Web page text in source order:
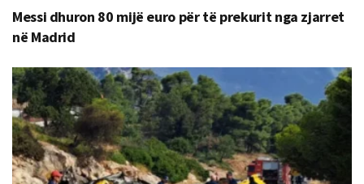
Messi dhuron 80 mijë euro për të prekurit nga zjarret
në Madrid